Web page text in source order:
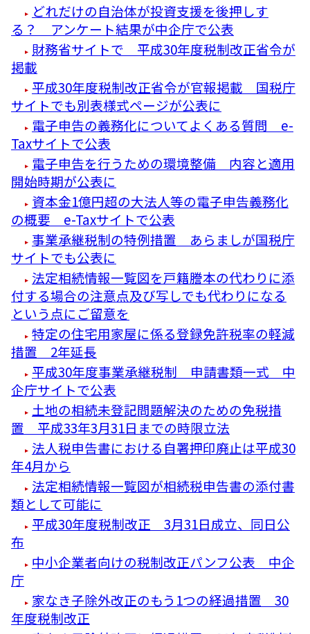
どれだけの自治体が投資支援を後押しす
る？ アンケート結果が中企庁で公表
財務省サイトで 平成30年度税制改正省令が
掲載
平成30年度税制改正省令が官報掲載 国税庁
サイトでも別表様式ページが公表に
電子申告の義務化についてよくある質問 e-
Taxサイトで公表
電子申告を行うための環境整備 内容と適用
開始時期が公表に
資本金1億円超の大法人等の電子申告義務化
の概要 e-Taxサイトで公表
事業承継税制の特例措置 あらましが国税庁
サイトでも公表に
法定相続情報一覧図を戸籍謄本の代わりに添
付する場合の注意点及び写しでも代わりになる
という点にご留意を
特定の住宅用家屋に係る登録免許税率の軽減
措置 2年延長
平成30年度事業承継税制 申請書類一式 中
企庁サイトで公表
土地の相続未登記問題解決のための免税措
置 平成33年3月31日までの時限立法
法人税申告書における自署押印廃止は平成30
年4月から
法定相続情報一覧図が相続税申告書の添付書
類として可能に
平成30年度税制改正 3月31日成立、同日公
布
中小企業者向けの税制改正パンフ公表 中企
庁
家なき子除外改正のもう1つの経過措置 30
年度税制改正